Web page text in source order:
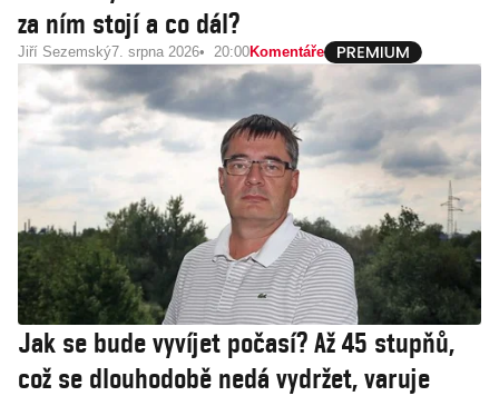
za ním stojí a co dál?
Jiří Sezemský7. srpna 2026 20:00Komentáře
Jak se bude vyvíjet počasí? Až 45 stupňů,
což se dlouhodobě nedá vydržet, varuje